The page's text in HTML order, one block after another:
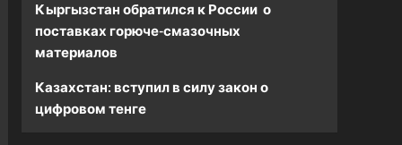
Кыргызстан обратился к России о
поставках горюче-смазочных
материалов
Казахстан: вступил в силу закон о
цифровом тенге